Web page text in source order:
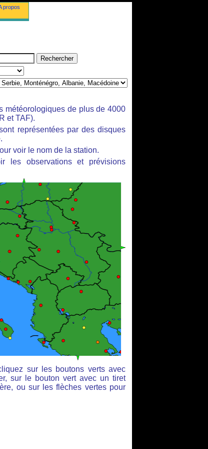
propos
météorologiques de plus de 4000
et TAF).
représentées par des disques
voir le nom de la station.
les observations et prévisions
sur les boutons verts avec
sur le bouton vert avec un tiret
ou sur les flèches vertes pour